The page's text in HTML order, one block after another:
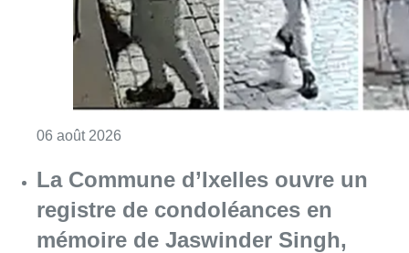
06 août 2026
La Commune d’Ixelles ouvre un
registre de condoléances en
mémoire de Jaswinder Singh,